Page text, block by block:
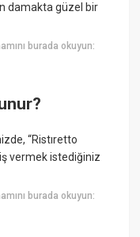
damakta güzel bir
burada okuyun:
“Ristıretto
vermek istediğiniz
burada okuyun: